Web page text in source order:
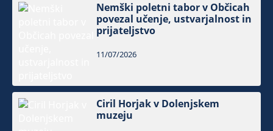
Nemški poletni tabor v Občicah
povezal učenje, ustvarjalnost in
prijateljstvo
11/07/2026
Ciril Horjak v Dolenjskem
muzeju